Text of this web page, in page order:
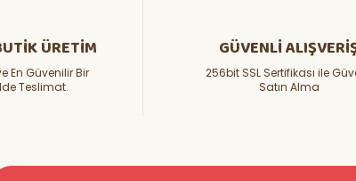
ÜRETİM
En Güvenilir Bir
Teslimat.
GÜVENLİ
256bit SSL Sertifikası ile
Satın Alma